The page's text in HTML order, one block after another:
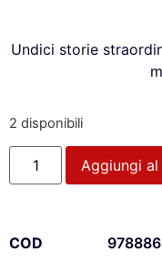
Undici storie
2 disponibili
Aggiungi
COD